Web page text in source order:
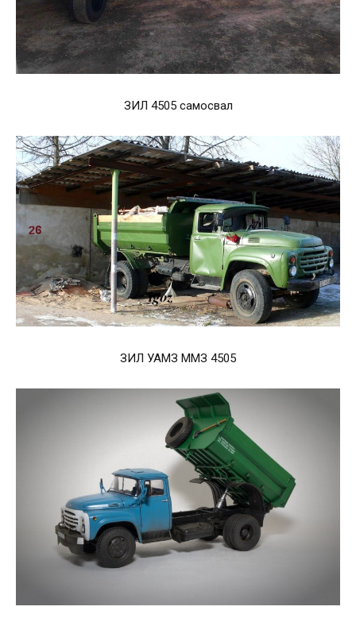
ЗИЛ 4505 самосвал
ЗИЛ УАМЗ ММЗ 4505